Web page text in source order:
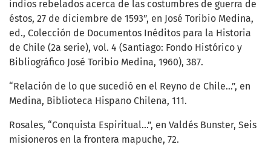
indios rebelados acerca de las costumbres de guerra de
éstos, 27 de diciembre de 1593”, en José Toribio Medina,
ed., Colección de Documentos Inéditos para la Historia
de Chile (2a serie), vol. 4 (Santiago: Fondo Histórico y
Bibliográfico José Toribio Medina, 1960), 387.
“Relación de lo que sucedió en el Reyno de Chile...”, en
Medina, Biblioteca Hispano Chilena, 111.
Rosales, “Conquista Espiritual...”, en Valdés Bunster, Seis
misioneros en la frontera mapuche, 72.